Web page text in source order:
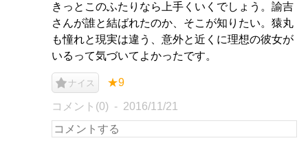
きっとこのふたりなら上手くいくでしょう。諭吉
さんが誰と結ばれたのか、そこが知りたい。猿丸
も憧れと現実は違う、意外と近くに理想の彼女が
いるって気づいてよかったです。
ナイス ★9
コメント(0) 2016/11/21